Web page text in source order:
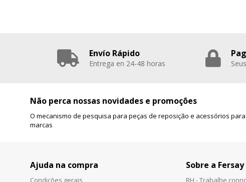
Envío Rápido
Entrega en 24-48 horas
Não perca nossas novidades e promoções
O mecanismo de pesquisa para peças de reposição e acessórios
marcas
Ajuda na compra
Condições gerais
Sobre a Fersay
RH - Trabalhe